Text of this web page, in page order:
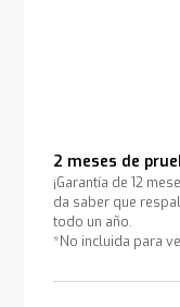
2 meses de
¡Garantía de 12
da saber que
todo un año.
*No incluida para